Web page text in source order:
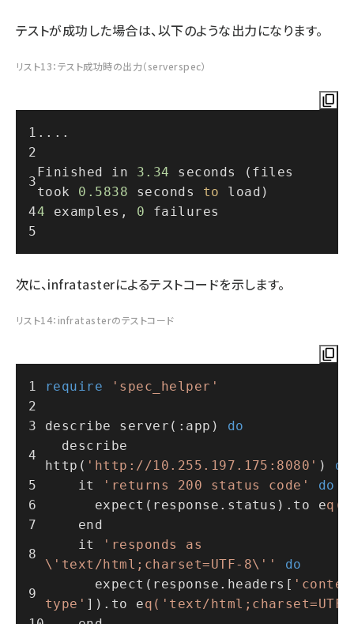
テストが成功した場合は、以下のような出力になります。
リスト13：テスト成功時の出力（serverspec）
....
Finished in 3.34 seconds (files
took 0.5838 seconds to load)
4 examples, 0 failures
次に、infratasterによるテストコードを示します。
リスト14：infratasterのテストコード
require 'spec_helper'
describe server(:app) do
http( 'http://10.255.197.175:8080' ) do
    it
'returns 200 status code'
do
      expect(response.status).to e
    end
    it
'responds as
\'text/html;charset=UTF-8\''
do
      expect(response.headers[
type' ]).to eq('text/